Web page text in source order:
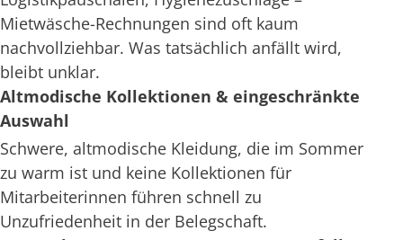
Mietwäsche-Rechnungen sind oft kaum
nachvollziehbar. Was tatsächlich anfällt wird,
bleibt unklar.
Altmodische Kollektionen & eingeschränkte
Auswahl
Schwere, altmodische Kleidung, die im Sommer
zu warm ist und keine Kollektionen für
Mitarbeiterinnen führen schnell zu
Unzufriedenheit in der Belegschaft.